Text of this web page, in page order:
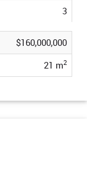
3
$160,000,000
21 m2